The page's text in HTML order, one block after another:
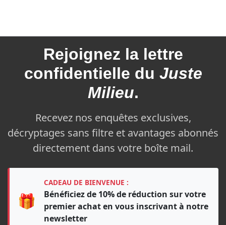
Rejoignez la lettre
confidentielle du Juste
Milieu.
Recevez nos enquêtes exclusives,
décryptages sans filtre et avantages abonnés
directement dans votre boîte mail.
🎁
CADEAU DE BIENVENUE :
Bénéficiez de 10% de réduction sur votre
premier achat en vous inscrivant à notre
newsletter